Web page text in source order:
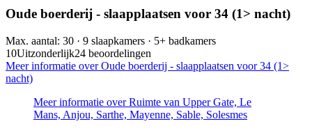
Oude boerderij - slaapplaatsen voor 34 (1> nacht)
Max. aantal: 30 · 9 slaapkamers · 5+ badkamers
10Uitzonderlijk24 beoordelingen
Meer informatie over Oude boerderij - slaapplaatsen voor 34 (1>
nacht)
Meer informatie over Ruimte van Upper Gate, Le
Mans, Anjou, Sarthe, Mayenne, Sable, Solesmes